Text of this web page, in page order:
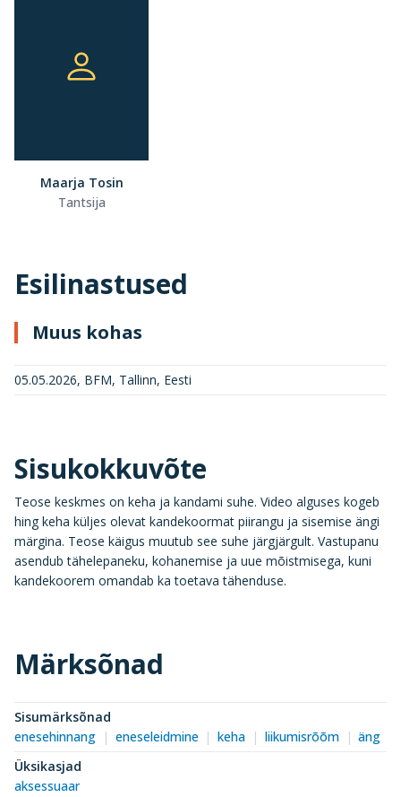
Maarja Tosin
Tantsija
Esilinastused
Muus kohas
05.05.2026, BFM, Tallinn, Eesti
Sisukokkuvõte
Teose keskmes on keha ja kandami suhe. Video alguses kogeb
hing keha küljes olevat kandekoormat piirangu ja sisemise ängi
märgina. Teose käigus muutub see suhe järgjärgult. Vastupanu
asendub tähelepaneku, kohanemise ja uue mõistmisega, kuni
kandekoorem omandab ka toetava tähenduse.
Märksõnad
Sisumärksõnad
enesehinnang
eneseleidmine keha liikumisrõõm
äng
Üksikasjad
aksessuaar